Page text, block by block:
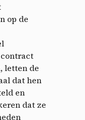
op de
letten de
dat hen
en
dat ze